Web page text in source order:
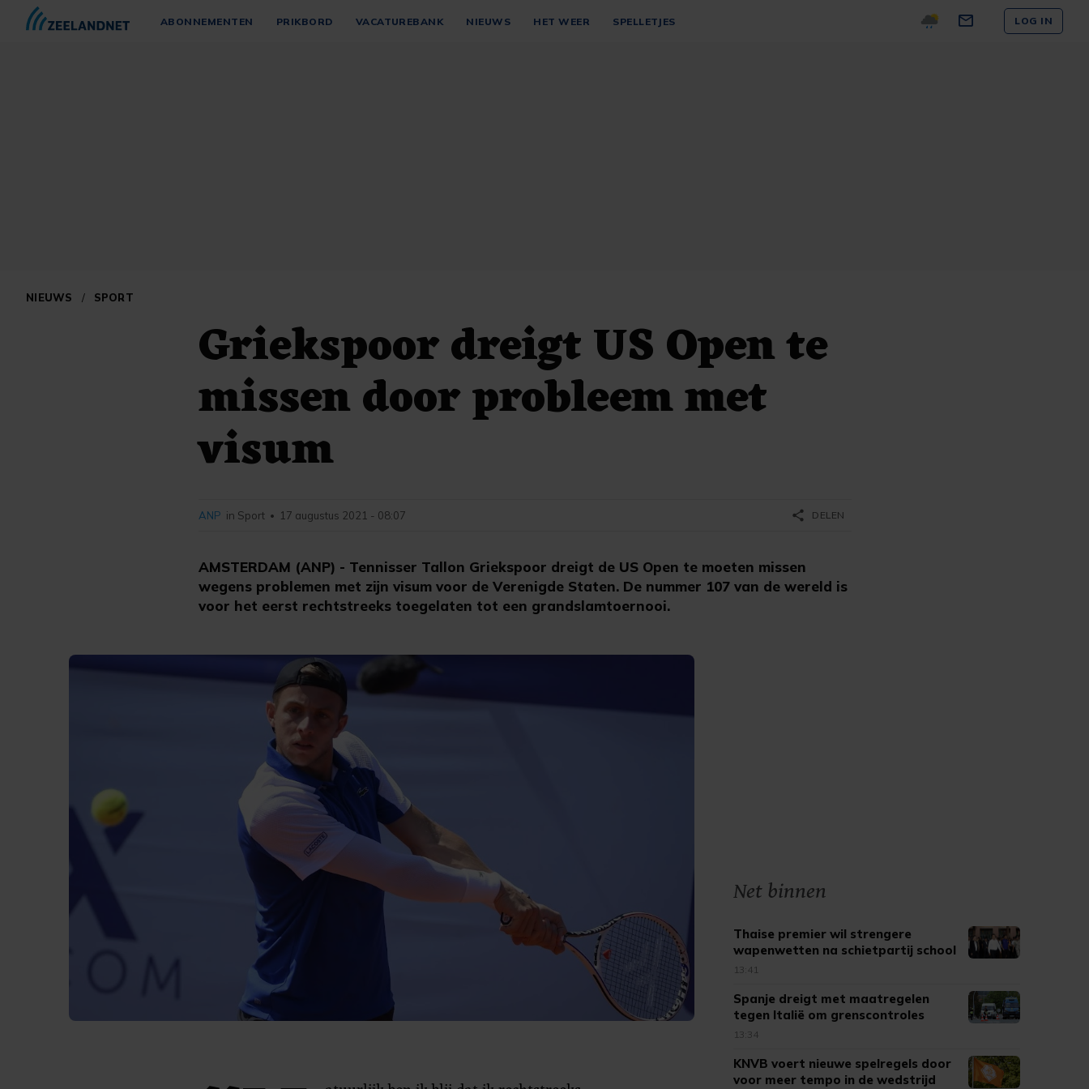
ABONNEMENTEN PRIKBORD VACATUREBANK NIEUWS HET WEER SPELLETJES LOG IN
NIEUWS / SPORT
Griekspoor dreigt US Open te
missen door probleem met
visum
AMSTERDAM (ANP) - Tennisser Tallon Griekspoor dreigt de US Open te moeten missen
wegens problemen met zijn visum voor de Verenigde Staten. De nummer 107 van de wereld is
voor het eerst rechtstreeks toegelaten tot een grandslamtoernooi.
ANP in Sport • 17 augustus 2021 - 08:07 share DELEN
Net binnen
Thaise premier wil strengere
wapenwetten na schietpartij school
13:41
Spanje dreigt met maatregelen
tegen Italië om grenscontroles
13:34
KNVB voert nieuwe spelregels door
voor meer tempo in de wedstrijd